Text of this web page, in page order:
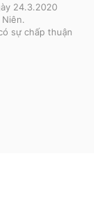
24.3.2020
sự chấp thuận